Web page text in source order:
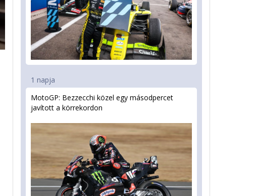
1 napja
MotoGP: Bezzecchi közel egy másodpercet
javított a körrekordon